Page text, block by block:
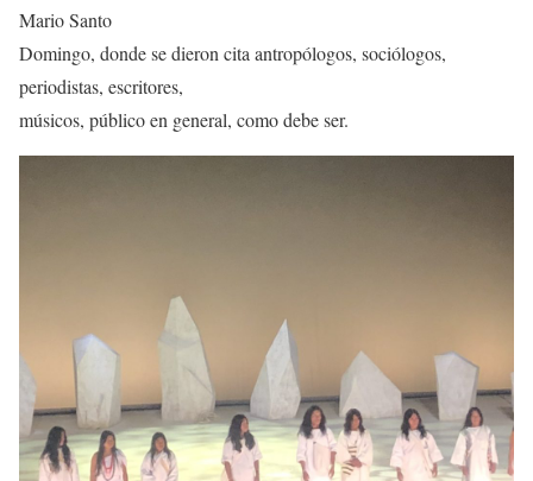
Mario Santo
Domingo, donde se dieron cita antropólogos, sociólogos,
periodistas, escritores,
músicos, público en general, como debe ser.